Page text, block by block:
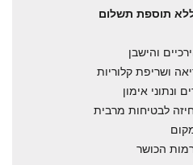
תוספת תשלום
והישבן
ושריפת קלוריות
ונתוני אימון
לבטיחות מרבית
הכושר